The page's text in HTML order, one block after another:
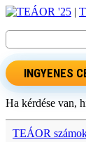
TEÁOR '25 |
INGYENES
Ha kérdése van,
TEÁOR